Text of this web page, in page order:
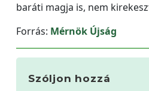
baráti magja is, nem
Forrás: Mérnök Újság
Szóljon hozzá